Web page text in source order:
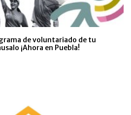
de voluntariado de tu
¡Ahora en Puebla!